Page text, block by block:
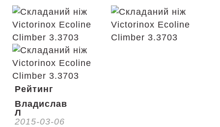
Рейтинг
Владислав
Л
2015-03-06